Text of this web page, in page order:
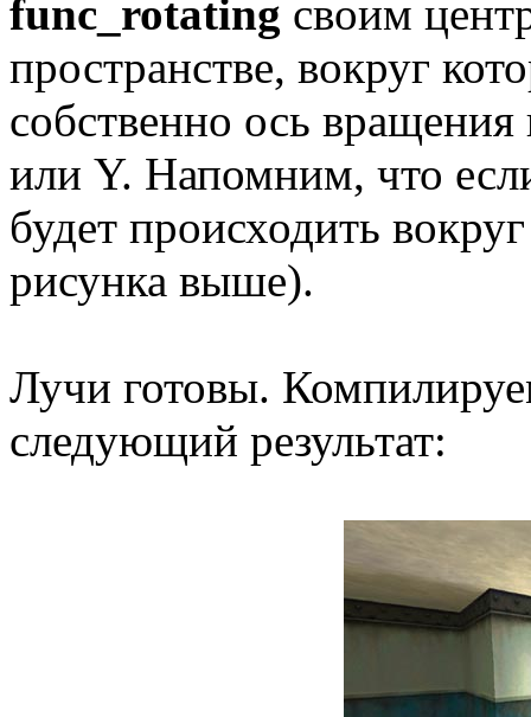
func_rotating своим
пространстве, вокруг
собственно ось
или Y. Напомним, что
будет происходить
рисунка выше).
Лучи готовы.
следующий результат: